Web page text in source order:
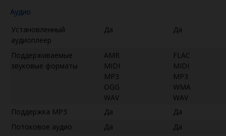
Аудио
Установленный
аудиоплеер
Да Да
Поддерживаемые
звуковые форматы
AMR
MIDI
MP3
OGG
WAV
FLAC
MIDI
MP3
WMA
WAV
Поддержка MP3
Да
Да
Потоковое аудио
Да
Да